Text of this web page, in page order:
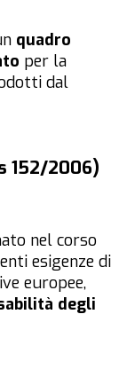
quadro
per la
dal
152/2006)
nel corso
esigenze di
europee,
degli